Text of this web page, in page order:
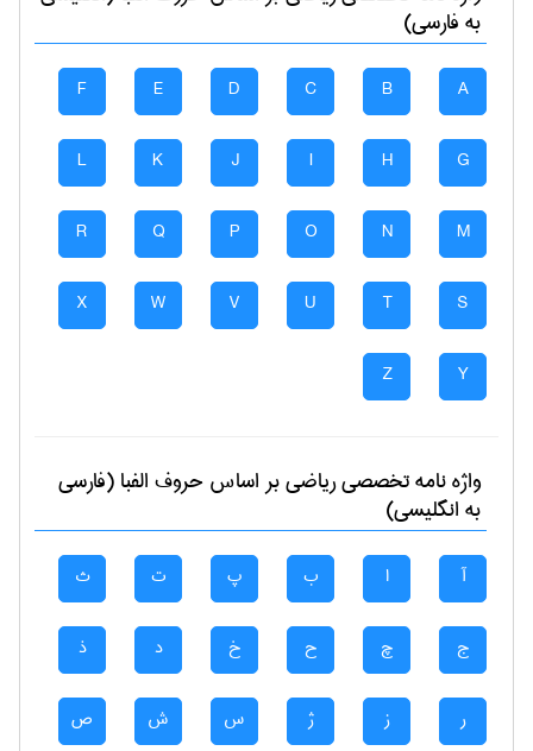
به فارسی)
A
B
C
D
E
F
G
H
I
J
K
L
M
N
O
P
Q
R
S
T
U
V
W
X
Y
Z
واژه نامه تخصصیرياضیبر اساس حروف الفبا (فارسی
به انگلیسی)
آ ا ب پ ت ث
ج چ ح خ د ذ
ر ز ژ س ش ص